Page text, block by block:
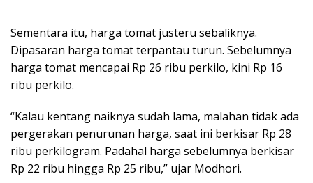
Sementara itu, harga tomat justeru sebaliknya.
Dipasaran harga tomat terpantau turun. Sebelumnya
harga tomat mencapai Rp 26 ribu perkilo, kini Rp 16
ribu perkilo.
“Kalau kentang naiknya sudah lama, malahan tidak ada
pergerakan penurunan harga, saat ini berkisar Rp 28
ribu perkilogram. Padahal harga sebelumnya berkisar
Rp 22 ribu hingga Rp 25 ribu,” ujar Modhori.